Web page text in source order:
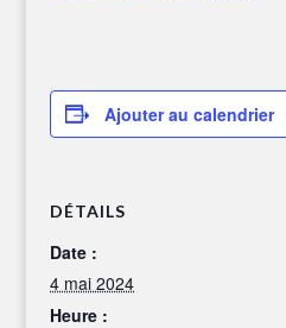
Ajouter au calendrier
DÉTAILS
Date :
4 mai 2024
Heure :